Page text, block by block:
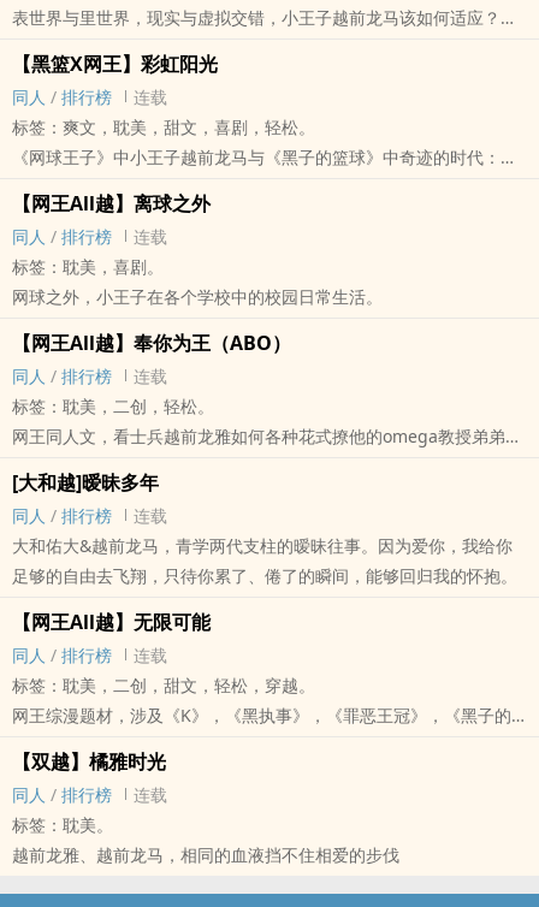
表世界与里世界，现实与虚拟交错，小王子越前龙马该如何适应？又
【黑篮X网王】彩虹阳光
‌‍‎同‍‌‎人‌ / 排行榜
连载
标签：爽文，‎‌‍耽‎‌美‌‌，甜文，喜剧，轻松。
《网球王子》中小王子越前龙马与《黑子的篮球》中奇迹的时代：赤
司征十郎、绿间真太郎、青峰大辉、黄濑凉太、紫原敦从国中时代开
始的纯爱故事。主赤司X越前，其余四人尽量兼顾。
【网王All越】离球之外
‌‍‎同‍‌‎人‌ / 排行榜
连载
标签：‎‌‍耽‎‌美‌‌，喜剧。
网球之外，小王子在各个学校中的校园日常生活。
【网王All越】奉你为王（ABO）
‌‍‎同‍‌‎人‌ / 排行榜
连载
标签：‎‌‍耽‎‌美‌‌，二创，轻松。
网王‌‍‎同‍‌‎人‌文，看士兵越前龙雅如何各种花式撩他的omega教授弟弟，
爱保驾护航。
[大和越]暧昧多年
‌‍‎同‍‌‎人‌ / 排行榜
连载
大和佑大&越前龙马，青学两代支柱的暧昧往事。因为爱你，我给你
足够的自由去飞翔，只待你累了、倦了的瞬间，能够回归我的怀抱。
【网王All越】无限可能
‌‍‎同‍‌‎人‌ / 排行榜
连载
标签：‎‌‍耽‎‌美‌‌，二创，甜文，轻松，穿越。
网王综漫题材，涉及《K》，《黑执事》，《罪恶王冠》，《黑子的
攻君：周防尊、葬仪屋、恙神涯、赤司征十郎、的场静司、幸村精
市、手冢国光（番外篇增加迹部景吾、宗像礼司）
受君：妥妥的龙马小王子
【双越】橘雅时光
‌‍‎同‍‌‎人‌ / 排行榜
连载
标签：‎‌‍耽‎‌美‌‌。
越前龙雅、越前龙马，相同的血液挡不住相爱的步伐